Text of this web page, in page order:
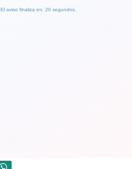
El aviso finaliza en: 19 segundos.